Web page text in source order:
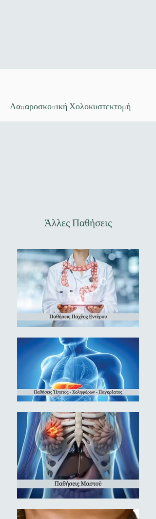
Λαπαροσκοπική Χολοκυστεκτομή
Άλλες Παθήσεις